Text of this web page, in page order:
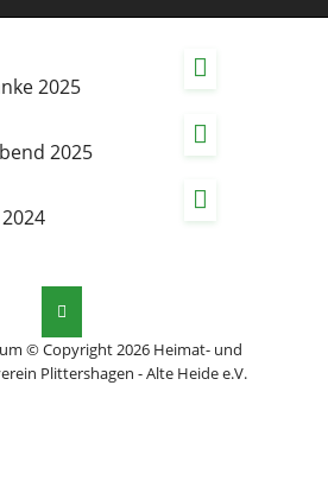
2025
2025
© Copyright 2026 Heimat- und
Plittershagen - Alte Heide e.V.